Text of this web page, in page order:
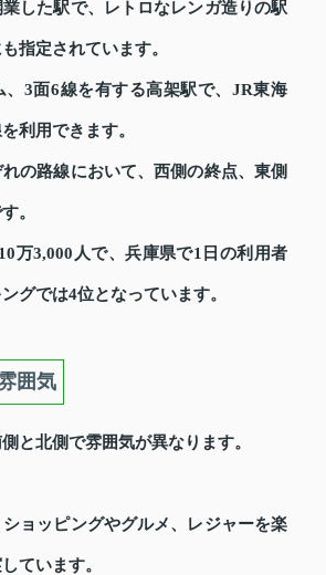
した駅で、レトロなレンガ造りの駅
指定されています。
、3面6線を有する高架駅で、JR東海
利用できます。
の路線において、西側の終点、東側
。
万3,000人で、兵庫県で1日の利用者
グでは4位となっています。
囲気
と北側で雰囲気が異なります。
ョッピングやグルメ、レジャーを楽
ています。